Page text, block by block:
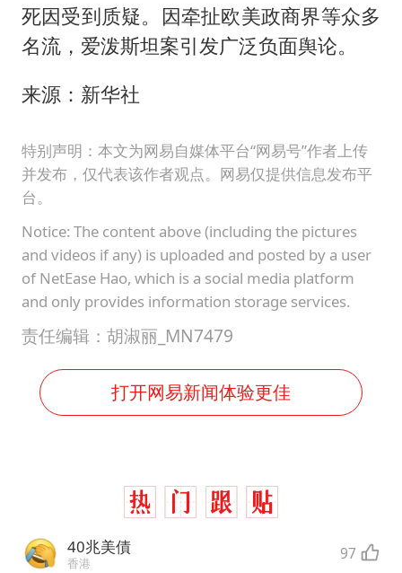
死因受到质疑。因牵扯欧美政商界等众多
名流，爱泼斯坦案引发广泛负面舆论。
来源：新华社
特别声明：本文为网易自媒体平台“网易号”作者上传
并发布，仅代表该作者观点。网易仅提供信息发布平
台。
Notice: The content above (including the pictures
and videos if any) is uploaded and posted by a user
of NetEase Hao, which is a social media platform
and only provides information storage services.
责任编辑：胡淑丽_MN7479
打开网易新闻体验更佳
40兆美債
香港 97